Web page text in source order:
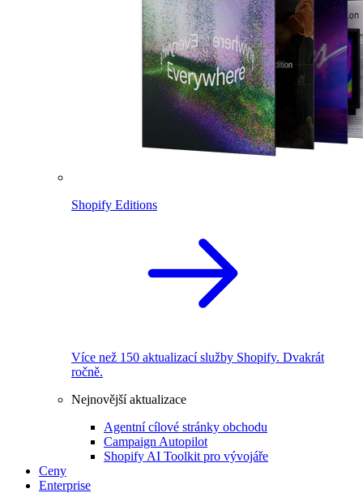
Shopify Editions
Více než 150 aktualizací služby Shopify. Dvakrát
ročně.
Nejnovější aktualizace
Agentní cílové stránky obchodu
Campaign Autopilot
Shopify AI Toolkit pro vývojáře
Ceny
Enterprise